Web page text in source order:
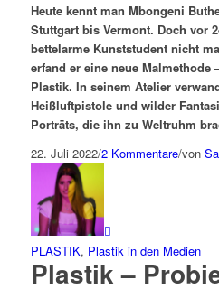
Heute kennt man Mbongeni
Stuttgart bis Vermont. Doch vor
bettelarme Kunststudent nicht
erfand er eine neue Malmethode
Plastik. In seinem Atelier
Heißluftpistole und wilder
Porträts, die ihn zu Weltruhm
22. Juli 2022/2 Kommentare/von
PLASTIK, Plastik in den Medien
Plastik –